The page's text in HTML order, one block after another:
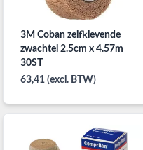
3M Coban zelfklevende
zwachtel 2.5cm x 4.57m
30ST
63,41 (excl. BTW)